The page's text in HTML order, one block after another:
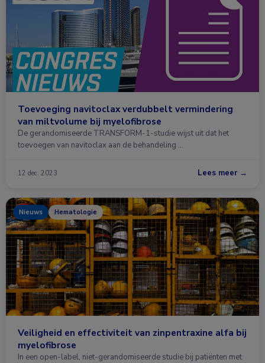
Toevoeging navitoclax verdubbelt vermindering
van miltvolume bij myelofibrose
De gerandomiseerde TRANSFORM-1-studie wijst uit dat het
toevoegen van navitoclax aan de behandeling …
12 dec. 2023 Lees meer →
Nieuws Hematologie
Veiligheid en effectiviteit van zinpentraxine alfa bij
myelofibrose
In een open-label, niet-gerandomiseerde studie bij patiënten met